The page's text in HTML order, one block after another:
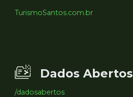
TurismoSantos.com.br
Dados Abertos
/dadosabertos